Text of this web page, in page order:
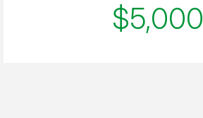
$5,000